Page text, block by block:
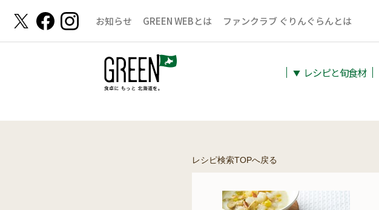
お知らせ GREEN WEBとは ファンクラブ ぐりんぐらんとは
▼ レシピと旬⾷材
レシピ検索TOPへ戻る